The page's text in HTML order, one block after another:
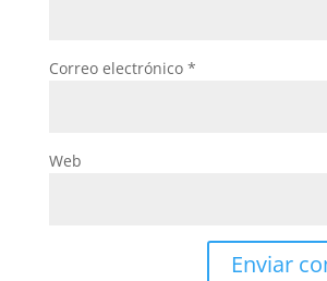
Correo electrónico *
Web